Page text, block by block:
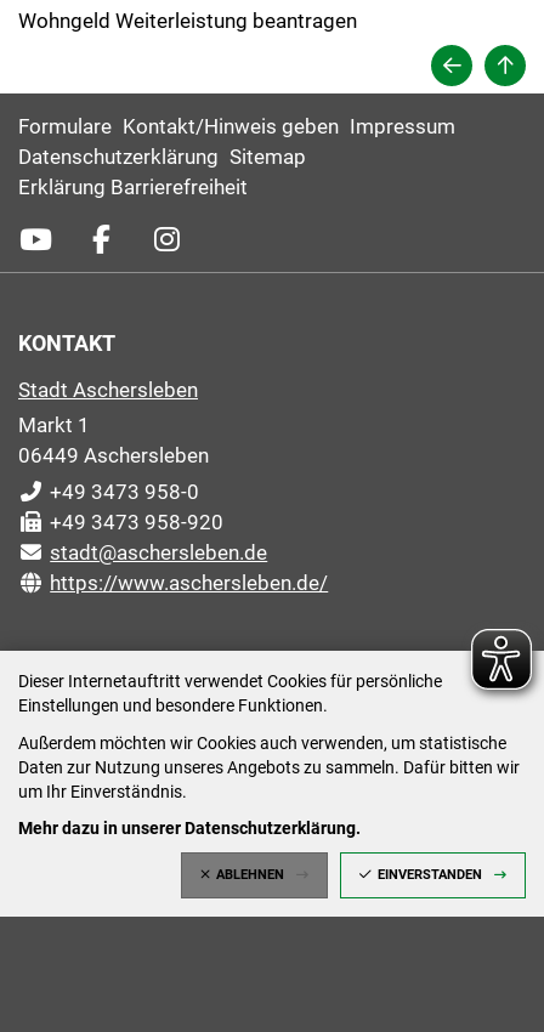
Dieser Internetauftritt verwendet Cookies für persönliche
Einstellungen und besondere Funktionen.
Außerdem möchten wir Cookies auch verwenden, um statistische
Daten zur Nutzung unseres Angebots zu sammeln. Dafür bitten wir
um Ihr Einverständnis.
Mehr dazu in unserer Datenschutzerklärung.
ABLEHNEN EINVERSTANDEN
Wohngeld Weiterleistung beantragen
Formulare Kontakt/Hinweis geben Impressum
Datenschutzerklärung Sitemap
Erklärung Barrierefreiheit
KONTAKT
Stadt Aschersleben
Markt 1
06449 Aschersleben
+49 3473 958-0
+49 3473 958-920
stadt@aschersleben.de
https://www.aschersleben.de/
Montag: 09:00-12:00 /14:00-15:00 Uhr
Dienstag: 09:00-12:00 /14:00-16:00 Uhr
Mittwoch: 09:00 - 12:00 Uhr (nach vorheriger
Donnerstag: 09:00-12:00 /14:00-18:00 Uhr
Freitag: 09:00-12:00 Uhr